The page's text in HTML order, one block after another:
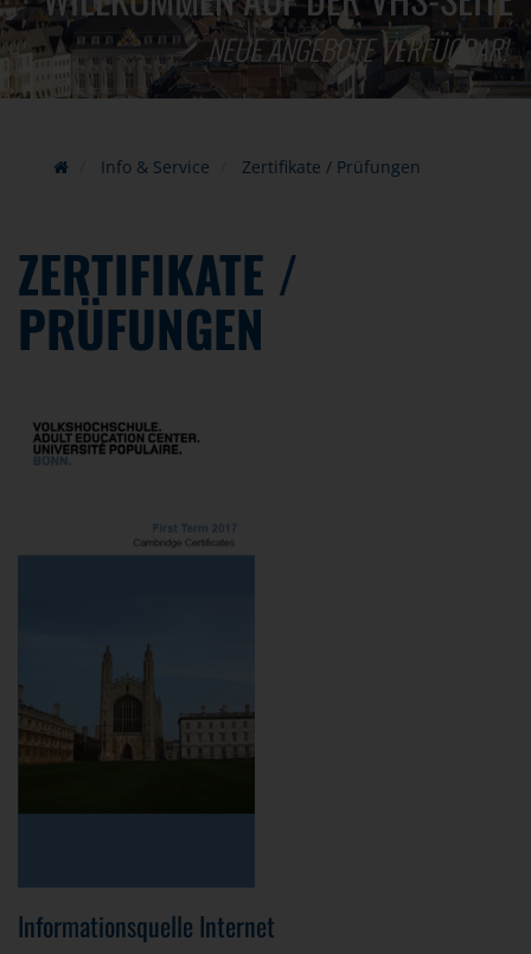
NEUE ANGEBOTE VERFÜGBAR!
Info & Service Zertifikate / Prüfungen
ZERTIFIKATE /
PRÜFUNGEN
Informationsquelle Internet